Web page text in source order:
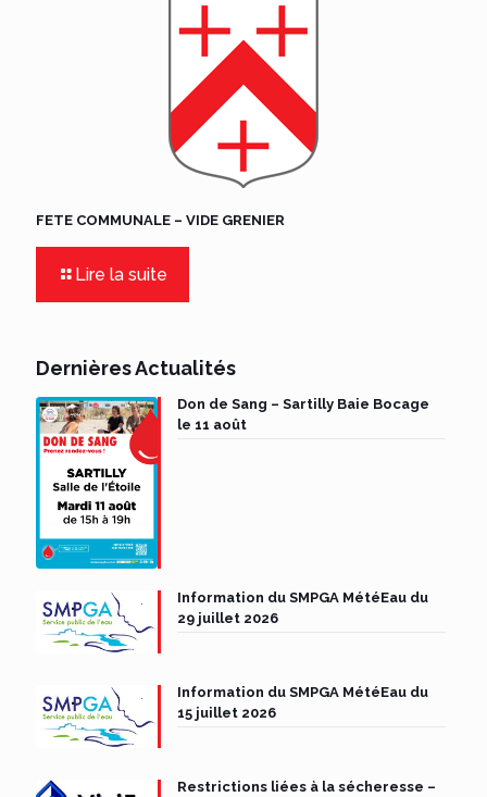
FETE COMMUNALE – VIDE GRENIER
Lire la suite
Dernières Actualités
Don de Sang – Sartilly Baie Bocage
le 11 août
Information du SMPGA MétéEau du
29 juillet 2026
Information du SMPGA MétéEau du
15 juillet 2026
Restrictions liées à la sécheresse –